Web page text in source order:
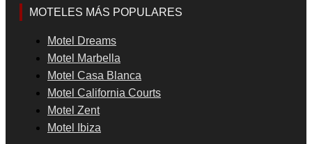
MOTELES MÁS POPULARES
Motel Dreams
Motel Marbella
Motel Casa Blanca
Motel California Courts
Motel Zent
Motel Ibiza